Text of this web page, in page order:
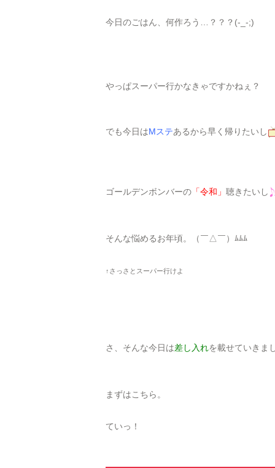
今日のごはん、何作ろう…？？？(-_-;)
やっぱスーパー行かなきゃですかねぇ？
でも今日はMステあるから早く帰りたいし
ゴールデンボンバーの 「令和」 聴きたいし
そんな悩めるお年頃。（￣△￣）ﾑﾑﾑ
↑さっさとスーパー行けよ
さ、そんな今日は差し入れを載せていきま
まずはこちら。
ていっ！